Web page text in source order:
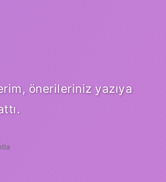
önerileriniz yazıya